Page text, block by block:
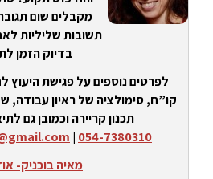
מקבלים שום
תשובות שליליות
בדיוק הזמן
לפרטים נוספים על פגישת היעוץ
קו”ח, סימולציה של ראיון עבודה,
תכנון קריירה וכמובן גם
054-7380310
|
מאיה בוכניק-